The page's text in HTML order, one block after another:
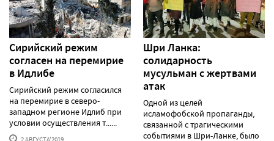
Сирийский режим
согласен на перемирие
в Идлибе
Сирийский режим согласился
на перемирие в северо-
западном регионе Идлиб при
условии осуществления т......
2 АВГУСТА'2019
Шри Ланка:
солидарность
мусульман с жертвами
атак
Одной из целей
исламофобской пропаганды,
связанной с трагическими
событиями в Шри-Ланке, было